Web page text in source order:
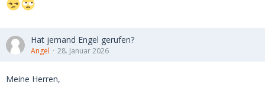
Hat jemand Engel gerufen?
Angel 28. Januar 2026
Meine Herren,